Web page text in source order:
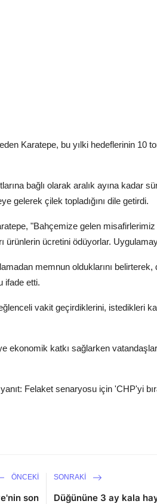
Karatepe, bu yılki hedeflerinin 10
bağlı olarak aralık ayına kadar
gelerek çilek topladığını dile getirdi.
"Bahçemize gelen
ürünlerin ücretini ödüyorlar.
memnun olduklarını
ifade etti.
vakit geçirdiklerini, istedikleri
ekonomik katkı sağlarken
Felaket senaryosu için 'CHP'yi
ÖNCEKI
son
SONRAKI
Düğününe 3 ay kala